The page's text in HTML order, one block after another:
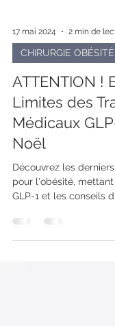
17 mai 2024 2 min de
CHIRURGIE OBÉSITÉ
ATTENTION !
Limites des
Médicaux
Noël
Découvrez les
GLP-1 et les conseils